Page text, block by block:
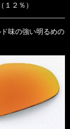
２％）
味の強い明るめの